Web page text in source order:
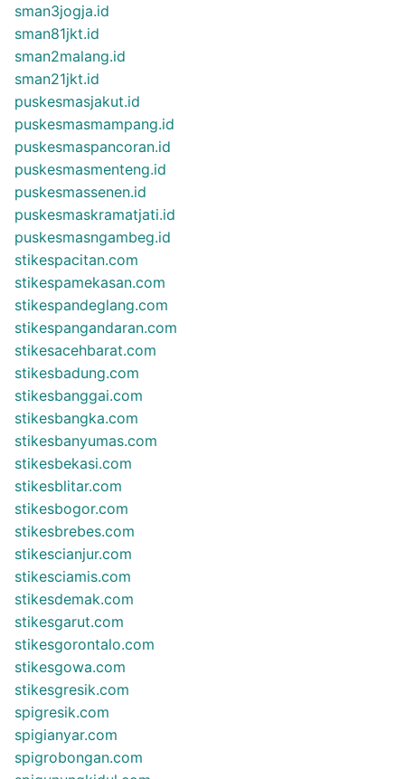
sman3jogja.id
sman81jkt.id
sman2malang.id
sman21jkt.id
puskesmasjakut.id
puskesmasmampang.id
puskesmaspancoran.id
puskesmasmenteng.id
puskesmassenen.id
puskesmaskramatjati.id
puskesmasngambeg.id
stikespacitan.com
stikespamekasan.com
stikespandeglang.com
stikespangandaran.com
stikesacehbarat.com
stikesbadung.com
stikesbanggai.com
stikesbangka.com
stikesbanyumas.com
stikesbekasi.com
stikesblitar.com
stikesbogor.com
stikesbrebes.com
stikescianjur.com
stikesciamis.com
stikesdemak.com
stikesgarut.com
stikesgorontalo.com
stikesgowa.com
stikesgresik.com
spigresik.com
spigianyar.com
spigrobongan.com